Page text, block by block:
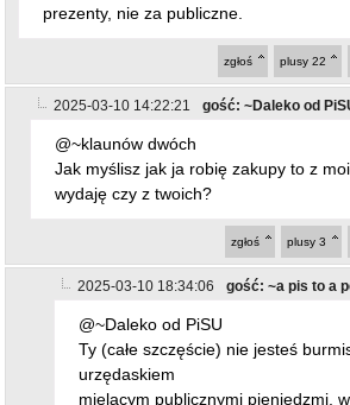
prezenty, nie za publiczne.
plusy 22
zgłoś
2025-03-10 14:22:21 gość: ~Daleko od
@~klaunów dwóch
Jak myślisz jak ja robię zakupy to z
wydaję czy z twoich?
plusy 3
zgłoś
2025-03-10 18:34:06 gość: ~a pis to a
@~Daleko od PiSU
Ty (całe szczęście) nie jesteś
urzędaskiem
mielącym publicznymi pięniędzmi,